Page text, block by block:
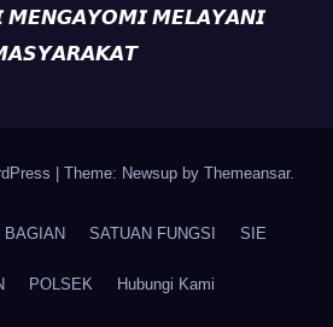
𝙈𝙀𝙉𝙂𝘼𝙔𝙊𝙈𝙄 𝙈𝙀𝙇𝘼𝙔𝘼𝙉𝙄
Theme: Newsup by Themeansar.
BAGIAN SATUAN FUNGSI SIE
POLSEK Hubungi Kami